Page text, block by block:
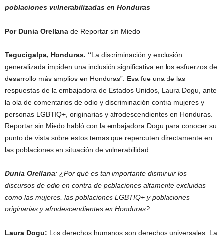
poblaciones vulnerabilizadas en Honduras
Por Dunia Orellana de Reportar sin Miedo
Tegucigalpa, Honduras. “La discriminación y exclusión
generalizada impiden una inclusión significativa en los esfuerzos de
desarrollo más amplios en Honduras”. Esa fue una de las
respuestas de la embajadora de Estados Unidos, Laura Dogu, ante
la ola de comentarios de odio y discriminación contra mujeres y
personas LGBTIQ+, originarias y afrodescendientes en Honduras.
Reportar sin Miedo habló con la embajadora Dogu para conocer su
punto de vista sobre estos temas que repercuten directamente en
las poblaciones en situación de vulnerabilidad.
Dunia Orellana: ¿Por qué es tan importante disminuir los
discursos de odio en contra de poblaciones altamente excluidas
como las mujeres, las poblaciones LGBTIQ+ y poblaciones
originarias y afrodescendientes en Honduras?
Laura Dogu: Los derechos humanos son derechos universales. La